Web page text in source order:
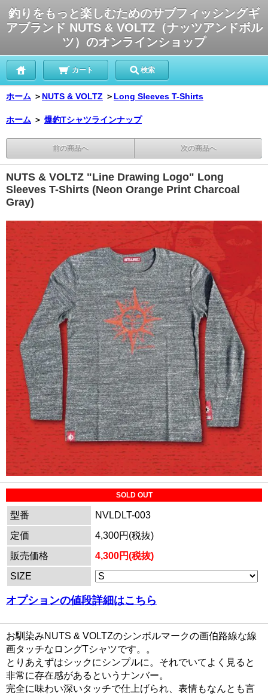
釣りをもっと楽しむためのサブフィッシングギ
アブランド NUTS & VOLTZ（ナッツアンドボル
ツ）のオンラインショップ
カート 検索
ホーム ＞ NUTS & VOLTZ ＞ Long Sleeves T-Shirts
ホーム ＞ 爆釣Tシャツラインナップ
前の商品へ 次の商品へ
NUTS & VOLTZ "Line Drawing Logo" Long
Sleeves T-Shirts (Neon Orange Print Charcoal
Gray)
SOLD OUT
型番
NVLDLT-003
定価
4,300円(税抜)
販売価格
4,300円(税抜)
SIZE
オプションの値段詳細はこちら
お馴染みNUTS & VOLTZのシンボルマークの画伯路線な線
画タッチなロングTシャツです。。
とりあえずはシックにシンプルに。それでいてよく見ると
非常に存在感があるというナンバー。
完全に味わい深いタッチで仕上げられ、表情もなんとも言